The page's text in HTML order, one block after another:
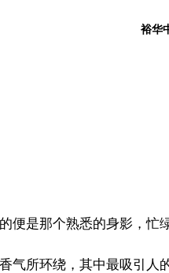
裕华
便是那个熟悉的身影，忙
气所环绕，其中最吸引